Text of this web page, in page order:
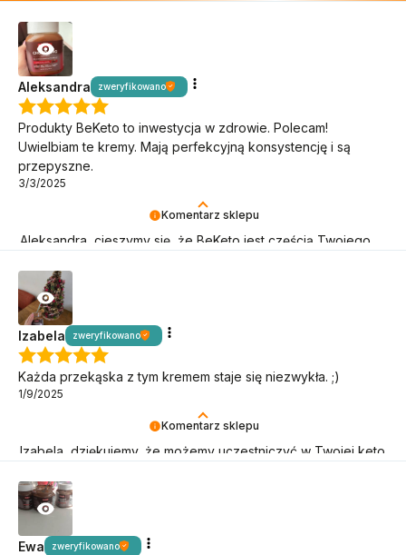
Komentarz sklepu
Aleksandra, cieszymy się, że BeKeto jest częścią Twojego
Aleksandra zweryfikowano
Produkty BeKeto to inwestycja w zdrowie. Polecam!
Uwielbiam te kremy. Mają perfekcyjną konsystencję i są
przepyszne.
3/3/2025
Komentarz sklepu
Izabela, dziękujemy, że możemy uczestniczyć w Twojej keto
Izabela zweryfikowano
Każda przekąska z tym kremem staje się niezwykła. ;)
1/9/2025
Ewa zweryfikowano